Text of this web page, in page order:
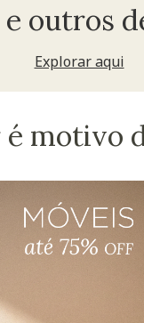
e outros
Explorar aqui
é motivo